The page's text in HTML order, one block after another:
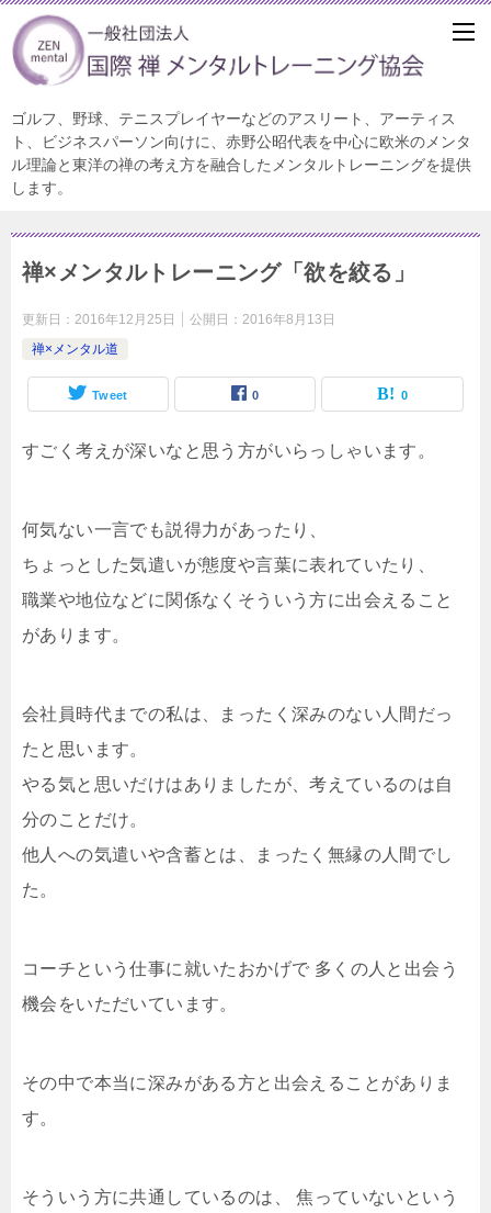
ゴルフ、野球、テニスプレイヤーなどのアスリート、アーティス
ト、ビジネスパーソン向けに、赤野公昭代表を中心に欧米のメンタ
ル理論と東洋の禅の考え方を融合したメンタルトレーニングを提供
します。
禅×メンタルトレーニング「欲を絞る」
更新日： 2016年12月25日 公開日： 2016年8月13日
禅×メンタル道
Tweet 0 0
すごく考えが深いなと思う方がいらっしゃいます。
何気ない一言でも説得力があったり、
ちょっとした気遣いが態度や言葉に表れていたり、
職業や地位などに関係なくそういう方に出会えること
があります。
会社員時代までの私は、まったく深みのない人間だっ
たと思います。
やる気と思いだけはありましたが、考えているのは自
分のことだけ。
他人への気遣いや含蓄とは、まったく無縁の人間でし
た。
コーチという仕事に就いたおかげで 多くの人と出会う
機会をいただいています。
その中で本当に深みがある方と出会えることがありま
す。
そういう方に共通しているのは、 焦っていないという